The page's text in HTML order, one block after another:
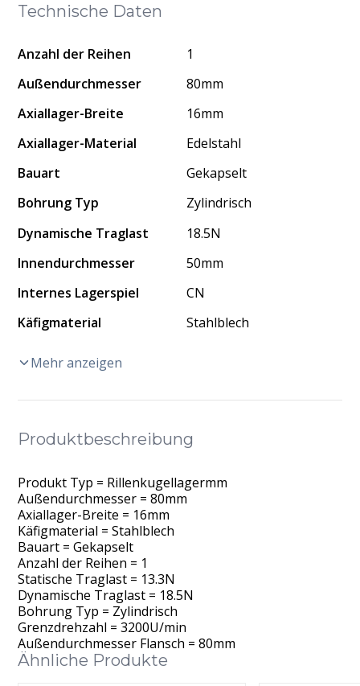
Technische Daten
Anzahl der Reihen
1
Außendurchmesser
80mm
Axiallager-Breite
16mm
Axiallager-Material
Edelstahl
Bauart
Gekapselt
Bohrung Typ
Zylindrisch
Dynamische Traglast
18.5N
Innendurchmesser
50mm
Internes Lagerspiel
CN
Käfigmaterial
Stahlblech
Mehr anzeigen
Produktbeschreibung
Produkt Typ = Rillenkugellagermm
Außendurchmesser = 80mm
Axiallager-Breite = 16mm
Käfigmaterial = Stahlblech
Bauart = Gekapselt
Anzahl der Reihen = 1
Statische Traglast = 13.3N
Dynamische Traglast = 18.5N
Bohrung Typ = Zylindrisch
Grenzdrehzahl = 3200U/min
Außendurchmesser Flansch = 80mm
Ähnliche Produkte